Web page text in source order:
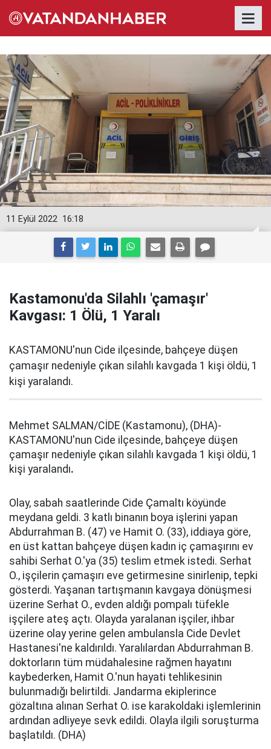
16:18
11 Eylül 2022
Kastamonu'da Silahlı 'çamaşır'
Kavgası: 1 Ölü, 1 Yaralı
KASTAMONU'nun Cide ilçesinde, bahçeye düşen
çamaşır nedeniyle çıkan silahlı kavgada 1 kişi öldü, 1
kişi yaralandı.
Mehmet SALMAN/CİDE (Kastamonu), (DHA)-
KASTAMONU'nun Cide ilçesinde, bahçeye düşen
çamaşır nedeniyle çıkan silahlı kavgada 1 kişi öldü, 1
kişi yaralandı.
Olay, sabah saatlerinde Cide Çamaltı köyünde
meydana geldi. 3 katlı binanın boya işlerini yapan
Abdurrahman B. (47) ve Hamit O. (33), iddiaya göre,
en üst kattan bahçeye düşen kadın iç çamaşırını ev
sahibi Serhat O.'ya (35) teslim etmek istedi. Serhat
O., işçilerin çamaşırı eve getirmesine sinirlenip, tepki
gösterdi. Yaşanan tartışmanın kavgaya dönüşmesi
üzerine Serhat O., evden aldığı pompalı tüfekle
işçilere ateş açtı. Olayda yaralanan işçiler, ihbar
üzerine olay yerine gelen ambulansla Cide Devlet
Hastanesi'ne kaldırıldı. Yaralılardan Abdurrahman B.
doktorların tüm müdahalesine rağmen hayatını
kaybederken, Hamit O.'nun hayati tehlikesinin
bulunmadığı belirtildi. Jandarma ekiplerince
gözaltına alınan Serhat O. ise karakoldaki işlemlerinin
ardından adliyeye sevk edildi. Olayla ilgili soruşturma
başlatıldı. (DHA)